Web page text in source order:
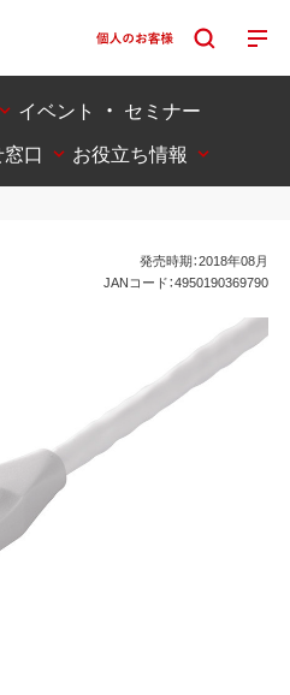
イベント ・ セミナー
口
お役立ち情報
発売時期：2018年08月
JANコード：4950190369790